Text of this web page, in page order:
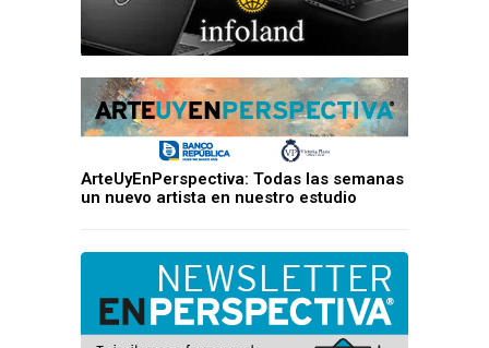
ArteUyEnPerspectiva: Todas las semanas
un nuevo artista en nuestro estudio